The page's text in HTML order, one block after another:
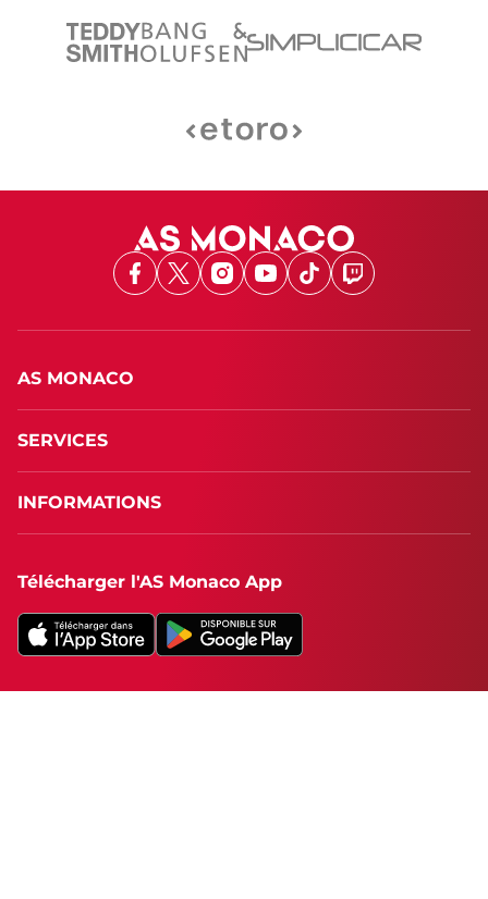
Facebook
X Instagram
Youtube
TikTokTwitch
AS MONACO
SERVICES
INFORMATIONS
Télécharger l'AS Monaco App